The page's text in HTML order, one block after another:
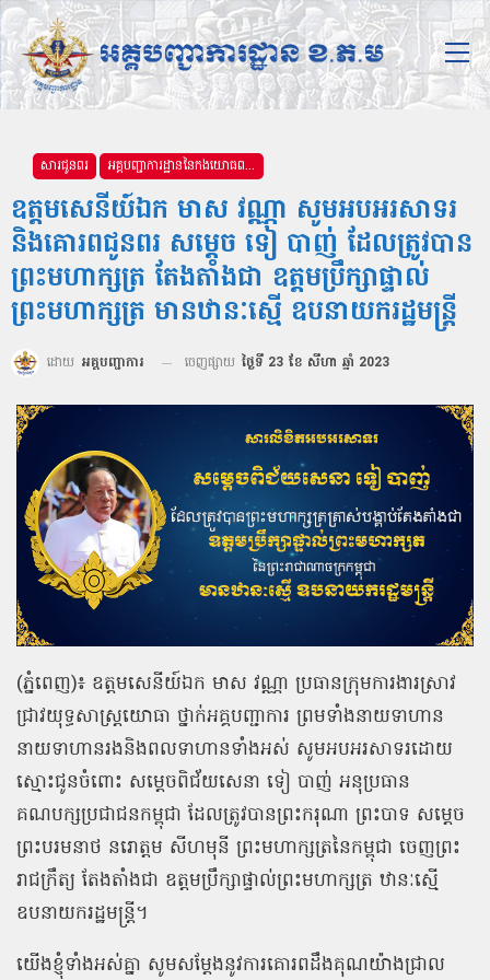
សារជូនពរ អគ្គបញ្ជាការដ្ឋាននៃកងយោធពលខេមរភូមិន្ទ
ឧត្តមសេនីយ៍ឯក មាស វណ្ណា សូមអបអរសាទរ
និងគោរពជូនពរ សម្តេច ទៀ បាញ់ ដែលត្រូវបាន
ព្រះមហាក្សត្រ តែងតាំងជា ឧត្តមប្រឹក្សាផ្ទាល់
ព្រះមហាក្សត្រ មានឋានៈស្មើ ឧបនាយករដ្ឋមន្ដ្រី
ដោយ អគ្គបញ្ជាការ ចេញផ្សាយ ថ្ងៃទី 23 ខែ សីហា ឆ្នាំ 2023
(ភ្នំពេញ)៖ ឧត្តមសេនីយ៍ឯក មាស វណ្ណា ប្រធានក្រុមការងារស្រាវ
ជ្រាវយុទ្ធសាស្ត្រយោធា ថ្នាក់អគ្គបញ្ជាការ ព្រមទាំងនាយទាហាន
នាយទាហានរងនិងពលទាហានទាំងអស់ សូមអបអរសាទរដោយ
ស្មោះជូនចំពោះ សម្ដេចពិជ័យសេនា ទៀ បាញ់ អនុប្រធាន
គណបក្សប្រជាជនកម្ពុជា ដែលត្រូវបានព្រះករុណា ព្រះបាទ សម្តេច
ព្រះបរមនាថ នរោត្តម សីហមុនី ព្រះមហាក្សត្រនៃកម្ពុជា ចេញព្រះ
រាជក្រឹត្យ តែងតាំងជា ឧត្តមប្រឹក្សាផ្ទាល់ព្រះមហាក្សត្រ ឋានៈស្មើ
ឧបនាយករដ្ឋមន្ដ្រី។
យើងខ្ញុំទាំងអស់គ្នា សូមសម្ដែងនូវការគោរពដឹងគុណយ៉ាងជ្រាល